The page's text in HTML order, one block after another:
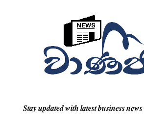
𝑺𝒕𝒂𝒚 𝒖𝒑𝒅𝒂𝒕𝒆𝒅 𝒘𝒊𝒕𝒉 𝒍𝒂𝒕𝒆𝒔𝒕 𝒃𝒖𝒔𝒊𝒏𝒆𝒔𝒔 𝒏𝒆𝒘𝒔